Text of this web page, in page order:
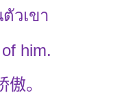
วเขา
him.
。